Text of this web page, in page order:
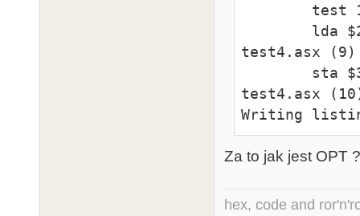
test4.asx (9)
test4.asx (10)
Writing
Za to jak jest OPT
hex, code and